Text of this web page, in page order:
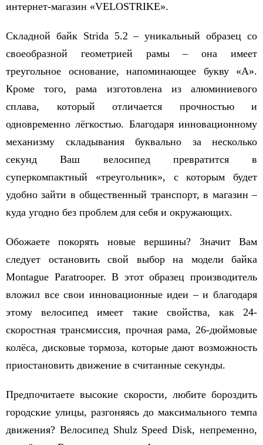
интернет-магазин «VELOSTRIKE».
Складной байк Strida 5.2 – уникальный образец со
своеобразной геометрией рамы – она имеет
треугольное основание, напоминающее букву «А».
Кроме того, рама изготовлена из алюминиевого
сплава, который отличается прочностью и
одновременно лёгкостью. Благодаря инновационному
механизму складывания буквально за несколько
секунд Ваш велосипед превратится в
суперкомпактный «треугольник», с которым будет
удобно зайти в общественный транспорт, в магазин –
куда угодно без проблем для себя и окружающих.
Обожаете покорять новые вершины? Значит Вам
следует остановить свой выбор на модели байка
Montague Paratrooper. В этот образец производитель
вложил все свои инновационные идеи – и благодаря
этому велосипед имеет такие свойства, как 24-
скоростная трансмиссия, прочная рама, 26-дюймовые
колёса, дисковые тормоза, которые дают возможность
приостановить движение в считанные секунды.
Предпочитаете высокие скорости, любите бороздить
городские улицы, разгоняясь до максимального темпа
движения? Велосипед Shulz Speed Disk, непременно,